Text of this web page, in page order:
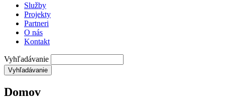
Služby
Projekty
Partneri
O nás
Kontakt
Vyhľadávanie
Domov